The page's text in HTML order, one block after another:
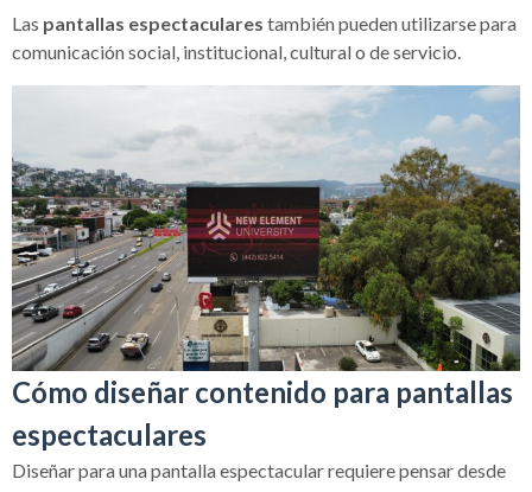
Las pantallas espectaculares también pueden utilizarse para
comunicación social, institucional, cultural o de servicio.
Cómo diseñar contenido para pantallas
espectaculares
Diseñar para una pantalla espectacular requiere pensar desde